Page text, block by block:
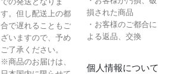
す。但し配送上の都
合で遅れることもご
ざいますので、予め
ご了承ください。
※商品のお届けは、
損された商品
・お客様のご都合に
よる返品、交換
個人情報について